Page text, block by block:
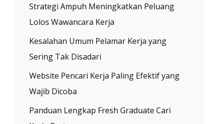
Strategi Ampuh Meningkatkan Peluang
Lolos Wawancara Kerja
Kesalahan Umum Pelamar Kerja yang
Sering Tak Disadari
Website Pencari Kerja Paling Efektif yang
Wajib Dicoba
Panduan Lengkap Fresh Graduate Cari